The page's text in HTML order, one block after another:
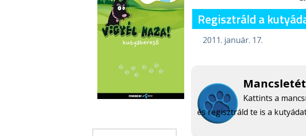
Regisztráld a
2011. január. 17.
Kattints a
és regisztráld te is a